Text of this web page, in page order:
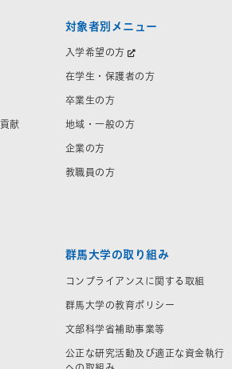
献
対象者別メニュー
入学希望の方
在学生・保護者の方
卒業生の方
地域・一般の方
企業の方
教職員の方
群馬大学の取り組み
コンプライアンスに関する取組
群馬大学の教育ポリシー
文部科学省補助事業等
公正な研究活動及び適正な資金執行